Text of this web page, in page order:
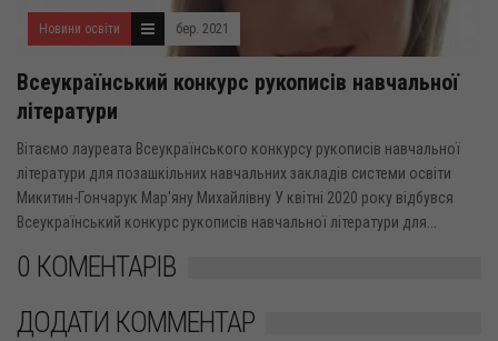
Новини освіти бер. 2021
Всеукраїнський конкурс рукописів навчальної
літератури
Вітаємо лауреата Всеукраїнського конкурсу рукописів навчальної
літератури для позашкільних навчальних закладів системи освіти
Микитин-Гончарук Мар'яну Михайлівну У квітні 2020 року відбувся
Всеукраїнський конкурс рукописів навчальної літератури для...
0 КОМЕНТАРІВ
ДОДАТИ КОММЕНТАР